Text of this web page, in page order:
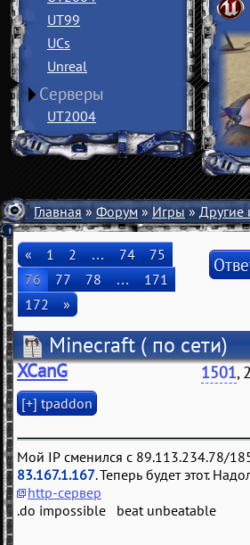
UT99
UCs
Unreal
Серверы
UT2004
Главная»Форум»Игры»Другие
« 1 2 … 74
75
76
77 78 …
171
172
»
Minecraft ( по сети)
XCanG 1501,
Мой IP сменился с 89.113.234.78/
83.167.1.167. Теперь будет этот.
http-сервер
.do impossible beat unbeatable